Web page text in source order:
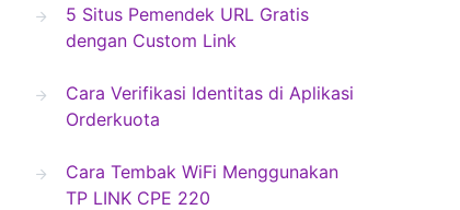
5 Situs Pemendek URL Gratis
dengan Custom Link
Cara Verifikasi Identitas di Aplikasi
Orderkuota
Cara Tembak WiFi Menggunakan
TP LINK CPE 220